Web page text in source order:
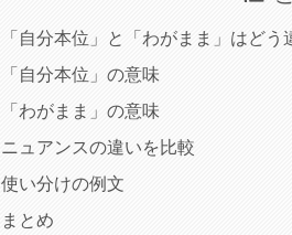
「自分本位」と「わがまま」はどう
「自分本位」の意味
「わがまま」の意味
ニュアンスの違いを比較
使い分けの例文
まとめ